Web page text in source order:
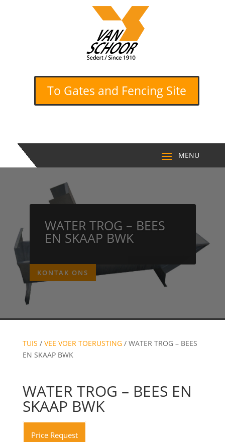
To Gates and Fencing Site
WATER TROG – BEES
EN SKAAP BWK
KONTAK ONS
TUIS / VEE VOER TOERUSTING/ WATER TROG – BEES
EN SKAAP BWK
WATER TROG – BEES EN
SKAAP BWK
Price Request